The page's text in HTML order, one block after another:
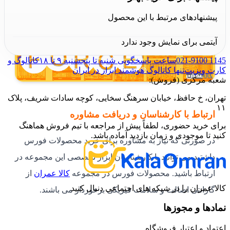
ارتباط با کارشناسان و دریافت مشاوره
در صورتی که نیاز به مشاوره برای خرید محصولات فورس
داشتید می توانید با کارشناسان ابزار تخصصی این مجموعه در
ارتباط باشید. محصولات فورس در مجموعه کالا عمران از
گارانتی اصالت و سلامت فیزیکی برخوردار می باشند.
پیشنهادهای مرتبط با این محصول
آیتمی برای نمایش وجود ندارد
021-9100 1145ساعت پاسخگویی شنبه تا پنجشنبه ۹ تا ۱۸
کاتالوگ و
کارت ویزیتتنها کاتالوگ هوشمند ابزار در ایران
شعبه مرکزی (فروش):
تهران، خ حافظ، خیابان سرهنگ سخایی، کوچه سادات شریف، پلاک
۱۱
برای خرید حضوری، لطفاً پیش از مراجعه با تیم فروش هماهنگ
کنید تا موجودی و زمان بازدید آماده باشد.
کالا عمران را در شبکه های اجتماعی دنبال کنید
نمادها و مجوزها
اعتماد و اعتبار فروشگاه